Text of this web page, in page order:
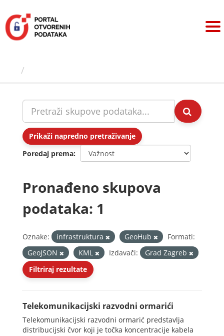
sadržaj
Prikaži napredno pretraživanje
Poredaj prema
Pronađeno skupova
podataka: 1
Oznake: infrastruktura GeoHub
Formati:
GeoJSON
KML Izdavači:
Grad Zagreb
Filtriraj rezultate
Telekomunikacijski razvodni ormarići
Telekomunikacijski razvodni ormarić predstavlja
distribucijski čvor koji je točka koncentracije kabela